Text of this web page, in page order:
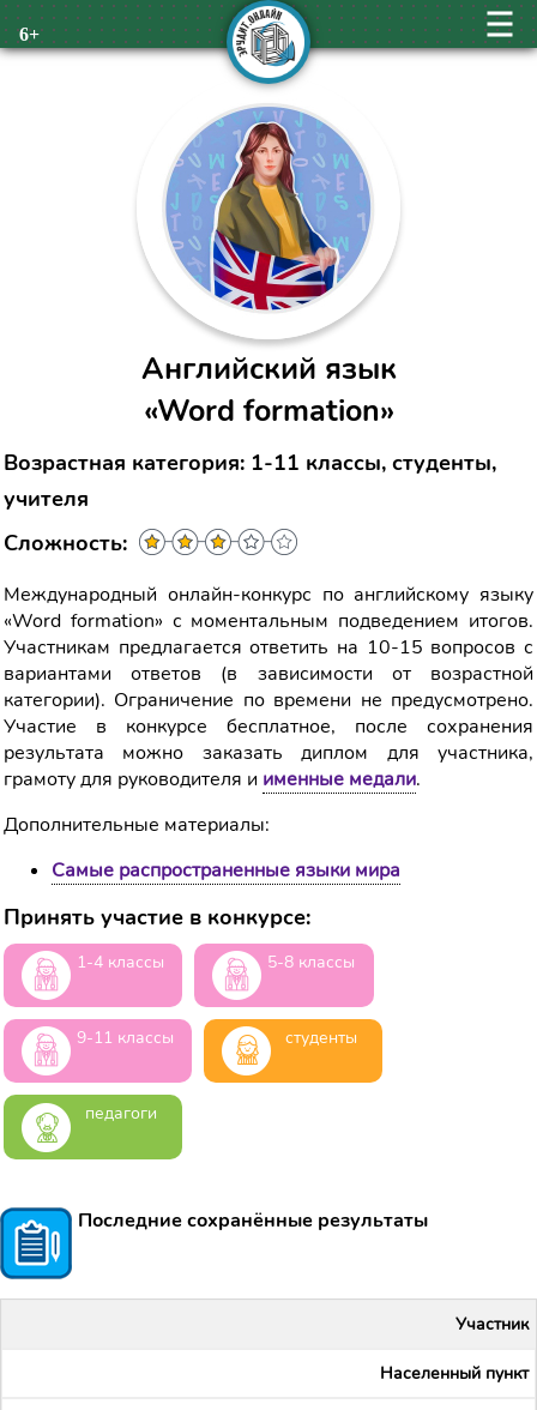
6+
Английский язык
«Word formation»
Возрастная категория: 1-11 классы, студенты,
учителя
Сложность:
Международный онлайн-конкурс по английскому языку
«Word formation» с моментальным подведением итогов.
Участникам предлагается ответить на 10-15 вопросов с
вариантами ответов (в зависимости от возрастной
категории). Ограничение по времени не предусмотрено.
Участие в конкурсе бесплатное, после сохранения
результата можно заказать диплом для участника,
грамоту для руководителя и именные медали.
Дополнительные материалы:
Самые распространенные языки мира
Принять участие в конкурсе:
1-4 классы 5-8 классы
9-11 классы студенты
педагоги
Последние сохранённые результаты
Участник
Населенный пункт